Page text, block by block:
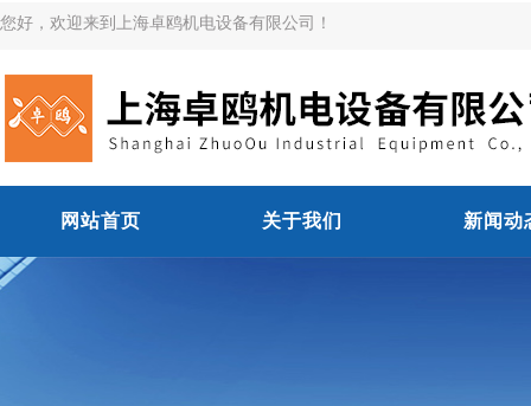
您好，欢迎来到上海卓鸥机电设备有限公司！
网站首页 关于我们 新闻动